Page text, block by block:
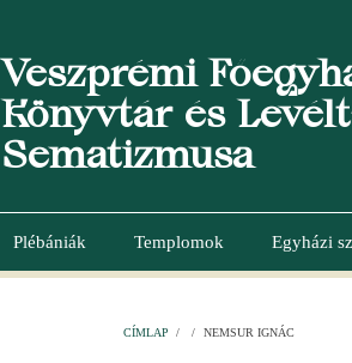
Veszprémi
Könyvtár és
Sematizmusa
Plébániák Templomok Egyházi
CÍMLAP / / NEMSUR IGNÁC